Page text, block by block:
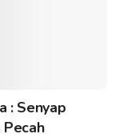
: Senyap
Pecah